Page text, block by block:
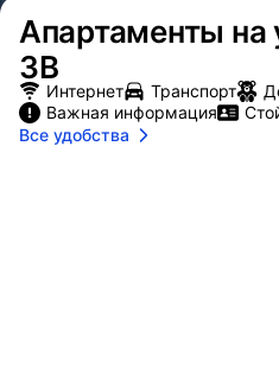
Апартаменты на
3В
Интернет Транспорт
Важная информация
Все удобства